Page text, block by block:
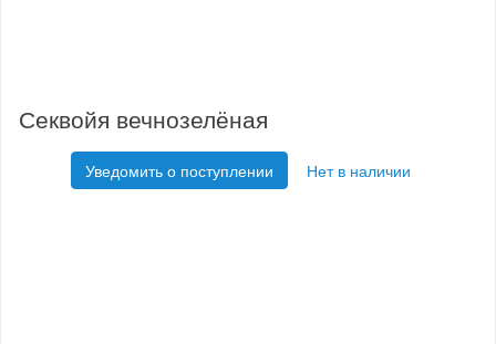
Секвойя вечнозелёная
Уведомить о поступлении Нет в наличии